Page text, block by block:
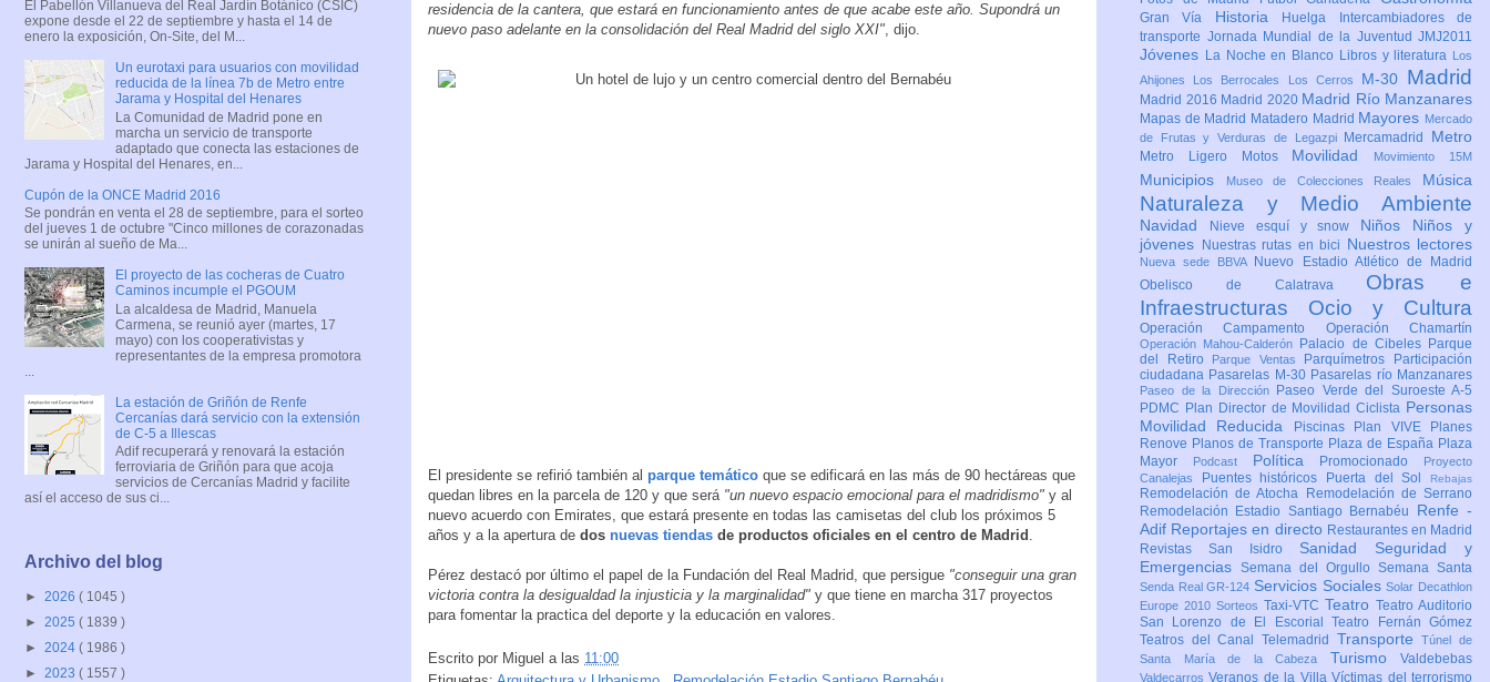
residencia de la cantera, que estará en funcionamiento antes de que acabe este año. Supondrá un
nuevo paso adelante en la consolidación del Real Madrid del siglo XXI", dijo.
El presidente se refirió también al parque temático que se edificará en las más de 90 hectáreas que
quedan libres en la parcela de 120 y que será"un nuevo espacio emocional para el madridismo" y al
nuevo acuerdo con Emirates, que estará presente en todas las camisetas del club los próximos 5
años y a la apertura de dos nuevas tiendas de productos oficiales en el centro de Madrid .
Pérez destacó por último el papel de la Fundación del Real Madrid, que persigue "conseguir una gran
victoria contra la desigualdad la injusticia y la marginalidad" y que tiene en marcha 317 proyectos
para fomentar la practica del deporte y la educación en valores.
Escrito por Miguel a las 11:00
El Pabellón Villanueva del Real Jardín Botánico (CSIC)
expone desde el 22 de septiembre y hasta el 14 de
enero la exposición, On-Site, del M...
Un eurotaxi para usuarios con movilidad
reducida de la línea 7b de Metro entre
Jarama y Hospital del Henares
La Comunidad de Madrid pone en
marcha un servicio de transporte
adaptado que conecta las estaciones de
Jarama y Hospital del Henares, en...
Cupón de la ONCE Madrid 2016
Se pondrán en venta el 28 de septiembre, para el sorteo
del jueves 1 de octubre "Cinco millones de corazonadas
se unirán al sueño de Ma...
El proyecto de las cocheras de Cuatro
Caminos incumple el PGOUM
La alcaldesa de Madrid, Manuela
Carmena, se reunió ayer (martes, 17
mayo) con los cooperativistas y
representantes de la empresa promotora
La estación de Griñón de Renfe
Cercanías dará servicio con la extensión
de C-5 a Illescas
Adif recuperará y renovará la estación
ferroviaria de Griñón para que acoja
servicios de Cercanías Madrid y facilite
así el acceso de sus ci...
Archivo del blog
► 2026 ( 1045 )
► 2025 ( 1839 )
► 2024 ( 1986 )
► 2023 ( 1557 )
Gran Vía Historia Huelga
Intercambiadores de
transporte Jornada Mundial de la Juventud JMJ2011
Jóvenes La Noche en Blanco Libros y literatura
Los
Ahijones
Los Berrocales Los Cerros M-30 Madrid
Madrid 2016 Madrid 2020 Madrid Río Manzanares
Mapas de Madrid Matadero Madrid Mayores Mercado
de Frutas y Verduras de Legazpi
Mercamadrid Metro
Metro Ligero Motos Movilidad Movimiento 15M
Municipios Museo de Colecciones Reales Música
Naturaleza y Medio Ambiente
Navidad Nieve esquí y snow Niños Niños y
jóvenes
Nuestras rutas en bici Nuestros lectores
Nueva sede BBVA
Nuevo Estadio Atlético de Madrid
Obelisco de Calatrava Obras e
Infraestructuras Ocio y Cultura
Operación Campamento Operación Chamartín
Operación Mahou-Calderón Palacio de Cibeles Parque
del Retiro
Parque Ventas Parquímetros
Participación
ciudadana Pasarelas M-30 Pasarelas río Manzanares
Paseo de la Dirección
Paseo Verde del Suroeste A-5
PDMC Plan Director de Movilidad Ciclista Personas
Movilidad Reducida
Piscinas Plan VIVE
Planes
Renove Planos de Transporte Plaza de España Plaza
Mayor
Podcast Política Promocionado
Proyecto
Canalejas
Puentes históricos Puerta del Sol Rebajas
Remodelación de Atocha
Remodelación de Serrano
Remodelación Estadio Santiago Bernabéu Renfe -
Adif Reportajes en directo Restaurantes en Madrid
Revistas San Isidro Sanidad Seguridad y
Emergencias Semana del Orgullo Semana Santa
Senda Real GR-124 Servicios SocialesSolar Decathlon
Europe 2010 Sorteos Taxi-VTC Teatro Teatro Auditorio
San Lorenzo de El EscorialTeatro Fernán Gómez
Teatros del Canal Telemadrid TransporteTúnel de
Santa María de la Cabeza Turismo Valdebebas
ValdecarrosVeranos de la VillaVíctimas del terrorismo